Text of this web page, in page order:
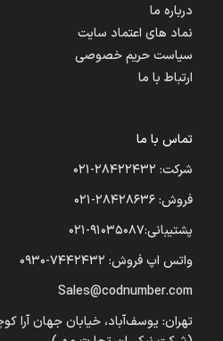
درباره ما
نماد های اعتماد سایت
سیاست حریم خصوصی
ارتباط با ما
تماس با ما
شرکت: ۲۸۴۲۲۴۳۲-۰۲۱
فروش: ۲۸۴۲۸۶۳۶-۰۲۱
پشتیبانی:۹۱۰۳۵۰۸۷-۰۲۱
واتس اپ فروش: ۷۴۴۲۴۳۲-۰۹۳۰
Sales@codnumber.com